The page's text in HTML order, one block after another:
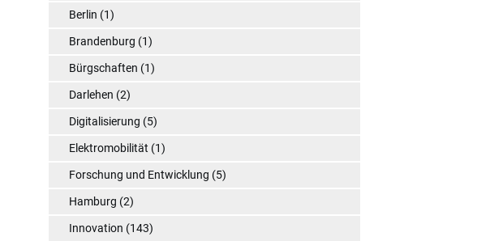
Berlin (1)
Brandenburg (1)
Bürgschaften (1)
Darlehen (2)
Digitalisierung (5)
Elektromobilität (1)
Forschung und Entwicklung (5)
Hamburg (2)
Innovation (143)